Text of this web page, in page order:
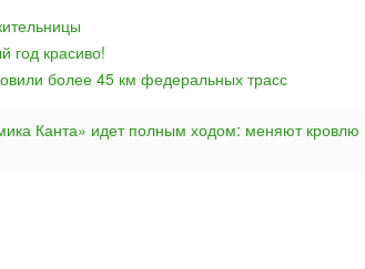
год красиво!
более 45 км федеральных трасс
Канта» идет полным ходом: меняют кровлю